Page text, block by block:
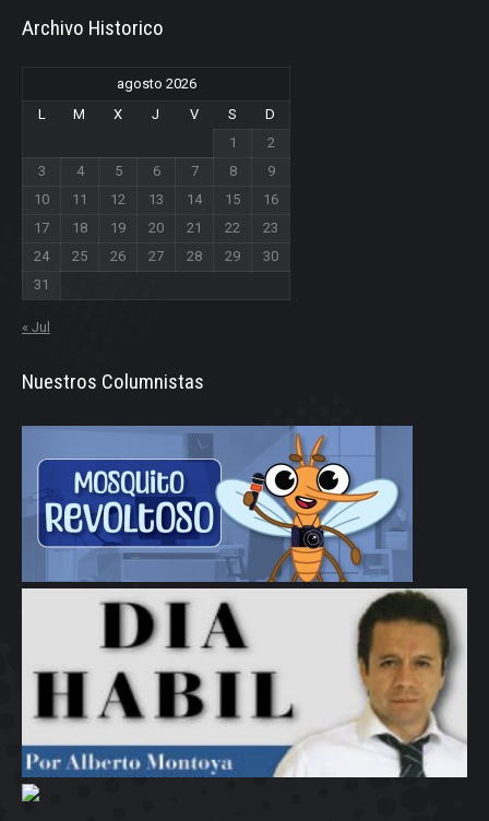
Archivo Historico
agosto 2026
L
M X J V S
D
1
2
3
4 5 6 7 8
9
10
11 12 13 14 15
16
17
18 19 20 21 22
23
24
25 26 27 28 29
30
31
« Jul
Nuestros Columnistas